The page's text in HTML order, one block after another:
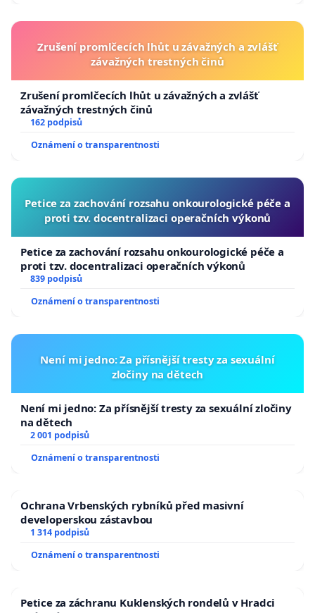
Zrušení promlčecích lhůt u závažných a zvlášť
závažných trestných činů
Zrušení promlčecích lhůt u závažných a zvlášť
závažných trestných činů
162 podpisů
Oznámení o transparentnosti
Petice za zachování rozsahu onkourologické péče a
proti tzv. docentralizaci operačních výkonů
Petice za zachování rozsahu onkourologické péče a
proti tzv. docentralizaci operačních výkonů
839 podpisů
Oznámení o transparentnosti
Není mi jedno: Za přísnější tresty za sexuální
zločiny na dětech
Není mi jedno: Za přísnější tresty za sexuální zločiny
na dětech
2 001 podpisů
Oznámení o transparentnosti
Ochrana Vrbenských rybníků před masivní
developerskou zástavbou
1 314 podpisů
Oznámení o transparentnosti
Petice za záchranu Kuklenských rondelů v Hradci